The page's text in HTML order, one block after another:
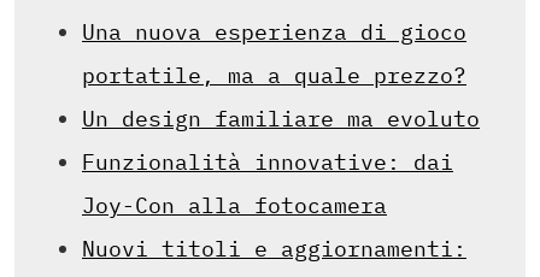
Una nuova esperienza di gioco
portatile, ma a quale prezzo?
Un design familiare ma evoluto
Funzionalità innovative: dai
Joy-Con alla fotocamera
Nuovi titoli e aggiornamenti: